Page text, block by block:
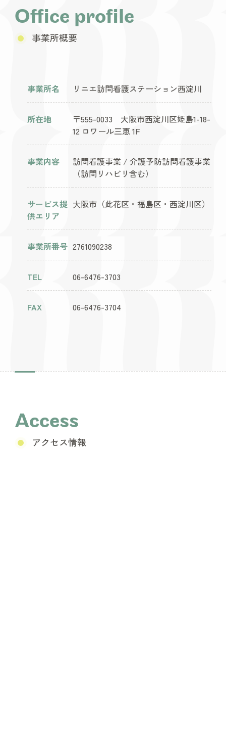
Office profile
事業所概要
事業所名 リニエ訪問看護ステーション西淀川
所在地
〒555-0033 大阪市西淀川区姫島1-18-
12 ロワール三恵 1F
事業内容
訪問看護事業 / 介護予防訪問看護事業
（訪問リハビリ含む）
サービス提
供エリア
⼤阪市（此花区・福島区・西淀川区）
事業所番号 2761090238
TEL 06-6476-3703
FAX 06-6476-3704
Access
アクセス情報